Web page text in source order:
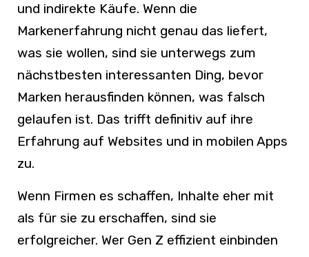
und indirekte Käufe. Wenn die
Markenerfahrung nicht genau das liefert,
was sie wollen, sind sie unterwegs zum
nächstbesten interessanten Ding, bevor
Marken herausfinden können, was falsch
gelaufen ist. Das trifft definitiv auf ihre
Erfahrung auf Websites und in mobilen Apps
zu.
Wenn Firmen es schaffen, Inhalte eher mit
als für sie zu erschaffen, sind sie
erfolgreicher. Wer Gen Z effizient einbinden